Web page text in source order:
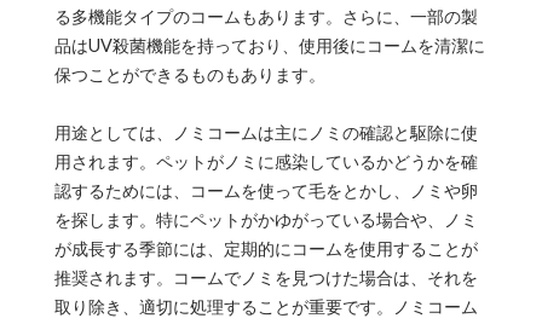
る多機能タイプのコームもあります。さらに、一部の製
品はUV殺菌機能を持っており、使用後にコームを清潔に
保つことができるものもあります。
用途としては、ノミコームは主にノミの確認と駆除に使
用されます。ペットがノミに感染しているかどうかを確
認するためには、コームを使って毛をとかし、ノミや卵
を探します。特にペットがかゆがっている場合や、ノミ
が成長する季節には、定期的にコームを使用することが
推奨されます。コームでノミを見つけた場合は、それを
取り除き、適切に処理することが重要です。ノミコーム